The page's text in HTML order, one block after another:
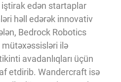
edən startaplar
həll edərək innovativ
Bedrock Robotics
mütəxəssisləri ilə
avadanlıqları üçün
etdirib. Wandercraft isə